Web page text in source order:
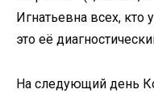
Игнатьевна всех, кто
это её
На следующий день